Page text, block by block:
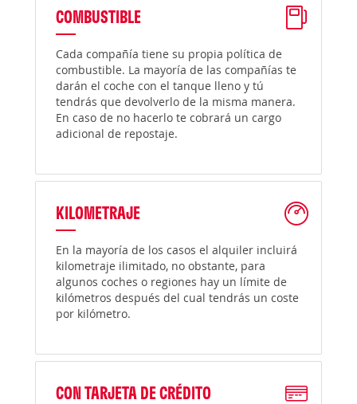
COMBUSTIBLE
Cada compañía tiene su propia política de
combustible. La mayoría de las compañías te
darán el coche con el tanque lleno y tú
tendrás que devolverlo de la misma manera.
En caso de no hacerlo te cobrará un cargo
adicional de repostaje.
KILOMETRAJE
En la mayoría de los casos el alquiler incluirá
kilometraje ilimitado, no obstante, para
algunos coches o regiones hay un límite de
kilómetros después del cual tendrás un coste
por kilómetro.
CON TARJETA DE CRÉDITO